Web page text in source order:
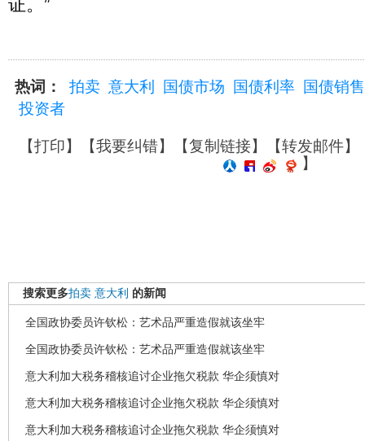
证。”
热词： 拍卖 意大利 国债市场 国债利率
国债销售
投资者
【打印】【我要纠错】【复制链接】【转发邮件】
】
搜索更多拍卖 意大利 的新闻
全国政协委员许钦松：艺术品严重造假就该坐牢
全国政协委员许钦松：艺术品严重造假就该坐牢
意大利加大税务稽核追讨企业拖欠税款 华企须慎对
意大利加大税务稽核追讨企业拖欠税款 华企须慎对
意大利加大税务稽核追讨企业拖欠税款 华企须慎对